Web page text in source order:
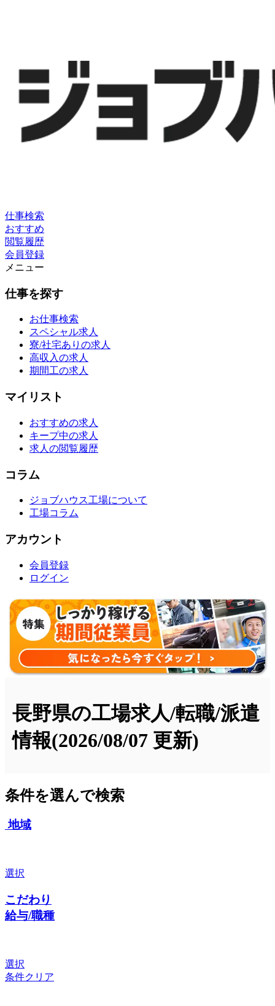
仕事検索
おすすめ
閲覧履歴
会員登録
メニュー
仕事を探す
お仕事検索
スペシャル求人
寮/社宅ありの求人
高収入の求人
期間工の求人
マイリスト
おすすめの求人
キープ中の求人
求人の閲覧履歴
コラム
ジョブハウス工場について
工場コラム
アカウント
会員登録
ログイン
長野県の工場求人/転職/派遣
情報(2026/08/07 更新)
条件を選んで検索
地域
選択
こだわり
給与/職種
選択
条件クリア